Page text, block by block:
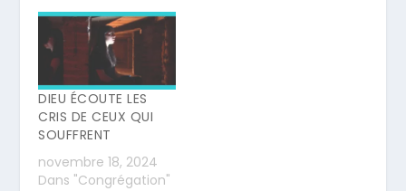
DIEU ÉCOUTE LES
CRIS DE CEUX QUI
SOUFFRENT
novembre 18, 2024
Dans "Congrégation"